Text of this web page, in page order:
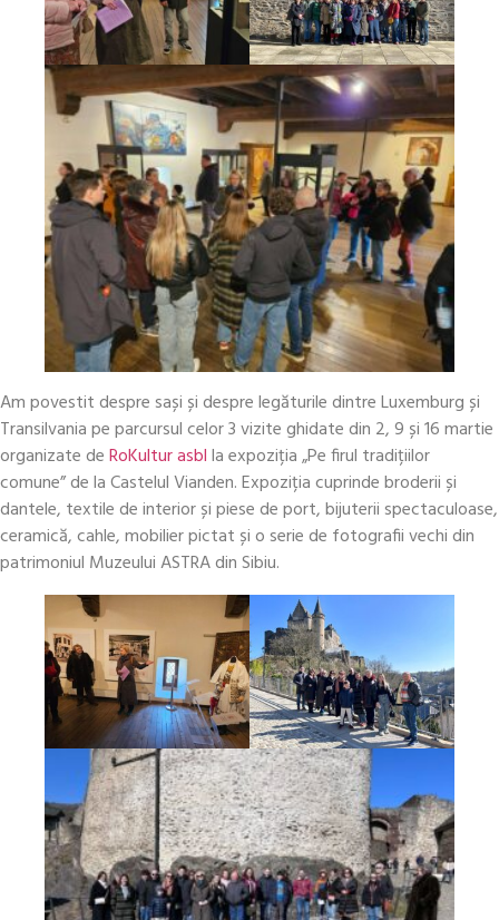
Am povestit despre sași și despre legăturile dintre Luxemburg și
Transilvania pe parcursul celor 3 vizite ghidate din 2, 9 și 16 martie
organizate deRoKultur asblla expoziția „Pe firul tradițiilor
comune” de la Castelul Vianden. Expoziția cuprinde broderii și
dantele, textile de interior și piese de port, bijuterii spectaculoase,
ceramică, cahle, mobilier pictat și o serie de fotografii vechi din
patrimoniul Muzeului ASTRA din Sibiu.